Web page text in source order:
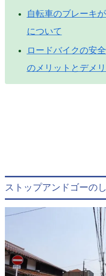
自転車のブレーキ
について
ロードバイクの安
のメリットとデメ
ストップアンドゴーの